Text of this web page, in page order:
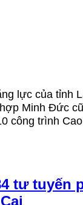
lực của tỉnh
Minh Đức
công trình
tư tuyến